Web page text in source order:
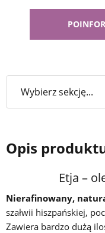
Opis
Etja –
Nierafinowany,
szałwii hiszpańskiej,
Zawiera bardzo dużą